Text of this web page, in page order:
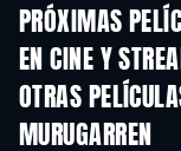
PRÓXIMAS
EN CINE Y
OTRAS
MURUGARREN